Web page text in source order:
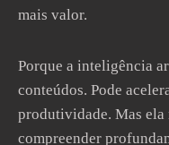
mais valor.
Porque a inteligência
conteúdos. Pode
produtividade. Mas ela
compreender